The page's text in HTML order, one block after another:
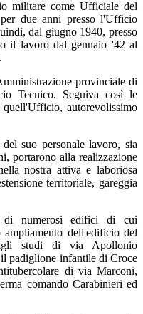
militare come Ufficiale del
due anni presso l'Ufficio
dal giugno 1940, presso
il lavoro dal gennaio '42 al
provinciale di
Tecnico. Seguiva così le
autorevolissimo
suo personale lavoro, sia
portarono alla realizzazione
nostra attiva e laboriosa
territoriale, gareggia
di numerosi edifici di cui
dell'edificio del
studi di via Apollonio
il padiglione infantile di Croce
di via Marconi,
comando Carabinieri ed